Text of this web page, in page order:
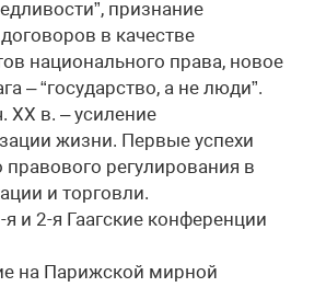
признание
в качестве
национального права, новое
– “государство, а не люди”.
XX в. – усиление
жизни. Первые успехи
регулирования в
и торговли.
я и 2-я Гаагские конференции
на Парижской мирной